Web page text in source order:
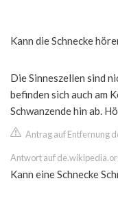
Kann die Schnecke
Die Sinneszellen sind
befinden sich auch am
Schwanzende hin ab.
Antrag auf Entfernung
Antwort auf
Kann eine Schnecke